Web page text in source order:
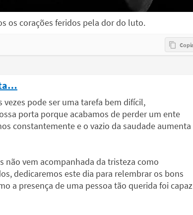
os corações feridos pela dor do luto.
pode ser uma tarefa bem difícil,
porta porque acabamos de perder um ente
constantemente e o vazio da saudade aumenta
não vem acompanhada da tristeza como
dedicaremos este dia para relembrar os bons
a presença de uma pessoa tão querida foi capaz